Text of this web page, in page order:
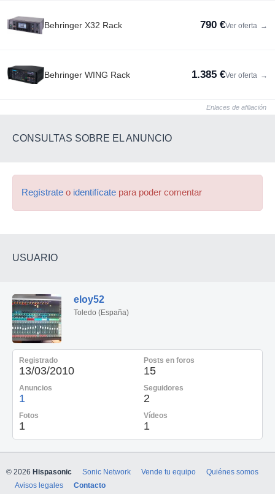
Behringer X32 Rack 790 €Ver oferta →
Behringer WING Rack 1.385 €Ver oferta →
Enlaces de afiliación
CONSULTAS SOBRE EL ANUNCIO
Regístrate o identifícate para poder comentar
USUARIO
eloy52
Toledo (España)
Registrado
13/03/2010
Posts en foros
15
Anuncios
1
Seguidores
2
Fotos
1
Vídeos
1
© 2026 Hispasonic Sonic Network Vende tu equipo
Quiénes somos
Avisos legales
Contacto